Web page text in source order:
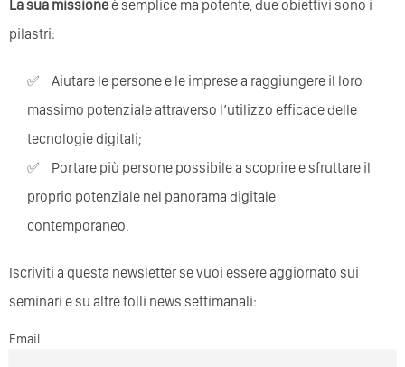
La sua missioneè semplice ma potente, due obiettivi sono i
pilastri:
Aiutare le persone e le imprese a raggiungere il loro
massimo potenziale attraverso l’utilizzo efficace delle
tecnologie digitali;
Portare più persone possibile a scoprire e sfruttare il
proprio potenziale nel panorama digitale
contemporaneo.
Iscriviti a questa newsletter se vuoi essere aggiornato sui
seminari e su altre folli news settimanali:
Email